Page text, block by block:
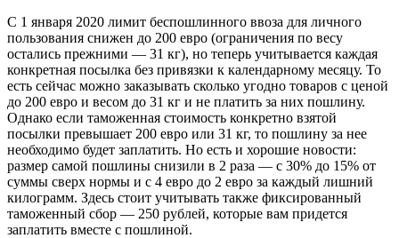
С 1 января 2020 лимит беспошлинного ввоза для личного
пользования снижен до 200 евро (ограничения по весу
остались прежними — 31 кг), но теперь учитывается каждая
конкретная посылка без привязки к календарному месяцу. То
есть сейчас можно заказывать сколько угодно товаров с ценой
до 200 евро и весом до 31 кг и не платить за них пошлину.
Однако если таможенная стоимость конкретно взятой
посылки превышает 200 евро или 31 кг, то пошлину за нее
необходимо будет заплатить. Но есть и хорошие новости:
размер самой пошлины снизили в 2 раза — с 30% до 15% от
суммы сверх нормы и с 4 евро до 2 евро за каждый лишний
килограмм. Здесь стоит учитывать также фиксированный
таможенный сбор — 250 рублей, которые вам придется
заплатить вместе с пошлиной.